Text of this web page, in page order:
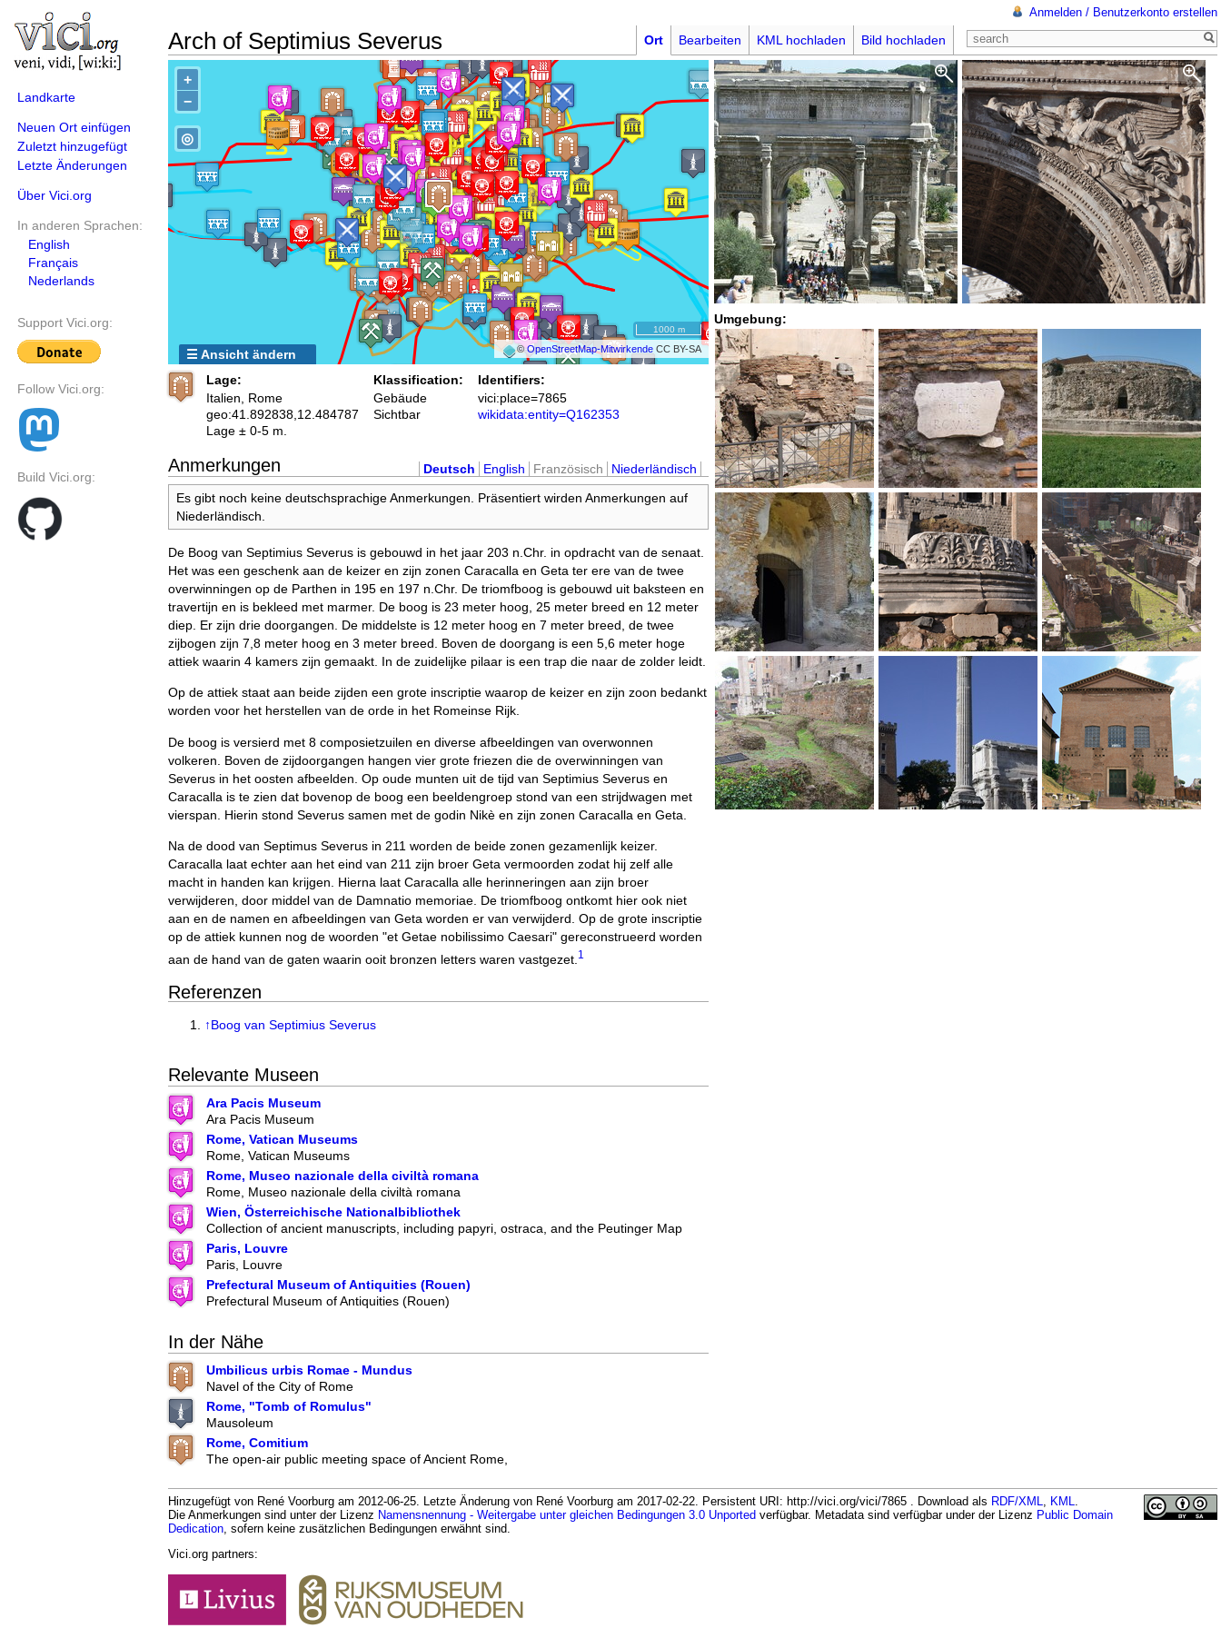
Landkarte
Neuen Ort einfügen
Zuletzt hinzugefügt
Letzte Änderungen
Über Vici.org
In anderen Sprachen:
English
Français
Nederlands
Support Vici.org:
Follow Vici.org:
Build Vici.org:
Arch of Septimius Severus
Anmelden / Benutzerkonto erstellen
Ort Bearbeiten KML hochladen Bild hochladen
+
−
©OpenStreetMap-Mitwirkende CC BY-SA
◎
1000 m
☰ Ansicht ändern
Umgebung:
Lage:
Italien, Rome
geo:41.892838,12.484787
Lage ± 0-5 m.
Klassification:
Gebäude
Sichtbar
Identifiers:
vici:place=7865
wikidata:entity=Q162353
Anmerkungen Deutsch English Französisch
Niederländisch
Es gibt noch keine deutschsprachige Anmerkungen. Präsentiert wirden Anmerkungen auf
Niederländisch.
De Boog van Septimius Severus is gebouwd in het jaar 203 n.Chr. in opdracht van de senaat.
Het was een geschenk aan de keizer en zijn zonen Caracalla en Geta ter ere van de twee
overwinningen op de Parthen in 195 en 197 n.Chr. De triomfboog is gebouwd uit baksteen en
travertijn en is bekleed met marmer. De boog is 23 meter hoog, 25 meter breed en 12 meter
diep. Er zijn drie doorgangen. De middelste is 12 meter hoog en 7 meter breed, de twee
zijbogen zijn 7,8 meter hoog en 3 meter breed. Boven de doorgang is een 5,6 meter hoge
attiek waarin 4 kamers zijn gemaakt. In de zuidelijke pilaar is een trap die naar de zolder leidt.
Op de attiek staat aan beide zijden een grote inscriptie waarop de keizer en zijn zoon bedankt
worden voor het herstellen van de orde in het Romeinse Rijk.
De boog is versierd met 8 composietzuilen en diverse afbeeldingen van overwonnen
volkeren. Boven de zijdoorgangen hangen vier grote friezen die de overwinningen van
Severus in het oosten afbeelden. Op oude munten uit de tijd van Septimius Severus en
Caracalla is te zien dat bovenop de boog een beeldengroep stond van een strijdwagen met
vierspan. Hierin stond Severus samen met de godin Nikè en zijn zonen Caracalla en Geta.
Na de dood van Septimus Severus in 211 worden de beide zonen gezamenlijk keizer.
Caracalla laat echter aan het eind van 211 zijn broer Geta vermoorden zodat hij zelf alle
macht in handen kan krijgen. Hierna laat Caracalla alle herinneringen aan zijn broer
verwijderen, door middel van de Damnatio memoriae. De triomfboog ontkomt hier ook niet
aan en de namen en afbeeldingen van Geta worden er van verwijderd. Op de grote inscriptie
op de attiek kunnen nog de woorden "et Getae nobilissimo Caesari" gereconstrueerd worden
aan de hand van de gaten waarin ooit bronzen letters waren vastgezet. 1
Referenzen
↑Boog van Septimius Severus
Relevante Museen
Ara Pacis Museum
Ara Pacis Museum
Rome, Vatican Museums
Rome, Vatican Museums
Rome, Museo nazionale della civiltà romana
Rome, Museo nazionale della civiltà romana
Wien, Österreichische Nationalbibliothek
Collection of ancient manuscripts, including papyri, ostraca, and the Peutinger Map
Paris, Louvre
Paris, Louvre
Prefectural Museum of Antiquities (Rouen)
Prefectural Museum of Antiquities (Rouen)
In der Nähe
Umbilicus urbis Romae - Mundus
Navel of the City of Rome
Rome, "Tomb of Romulus"
Mausoleum
Rome, Comitium
The open-air public meeting space of Ancient Rome,
Hinzugefügt von René Voorburg am 2012-06-25. Letzte Änderung von René Voorburg am 2017-02-22. Persistent URI: http://vici.org/vici/7865 . Download als RDF/XML, KML.
Die Anmerkungen sind unter der Lizenz Namensnennung - Weitergabe unter gleichen Bedingungen 3.0 Unported verfügbar. Metadata sind verfügbar under der Lizenz Public Domain
Dedication, sofern keine zusätzlichen Bedingungen erwähnt sind.
Vici.org partners: